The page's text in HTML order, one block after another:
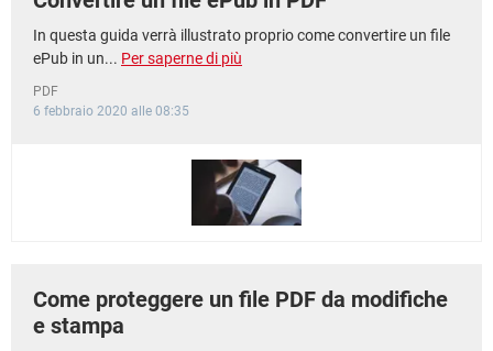
In questa guida verrà illustrato proprio come convertire un file
ePub in un... Per saperne di più
PDF
6 febbraio 2020 alle 08:35
Come proteggere un file PDF da modifiche
e stampa